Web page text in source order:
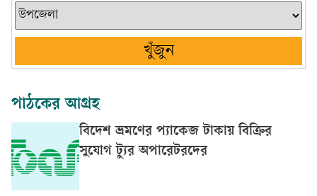
খুঁজুন
পাঠকের আগ্রহ
বিদেশ ভ্রমণের প্যাকেজ টাকায় বিক্রির
সুযোগ ট্যুর অপারেটরদের